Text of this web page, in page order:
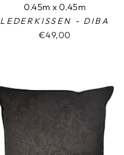
0.45m x 0.45m
LEDERKISSEN - DIBA
€49,00